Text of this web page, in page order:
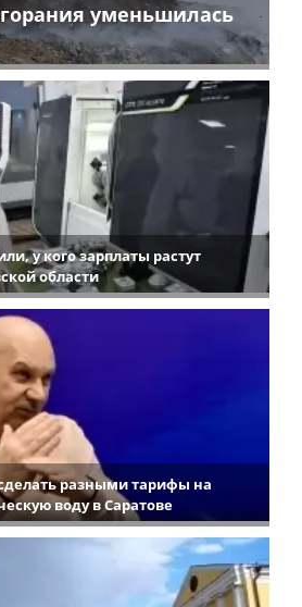
уменьшилась
у кого зарплаты растут
области
разными тарифы на
воду в Саратове